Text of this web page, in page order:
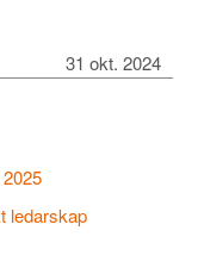
31 okt. 2024
ledarskap